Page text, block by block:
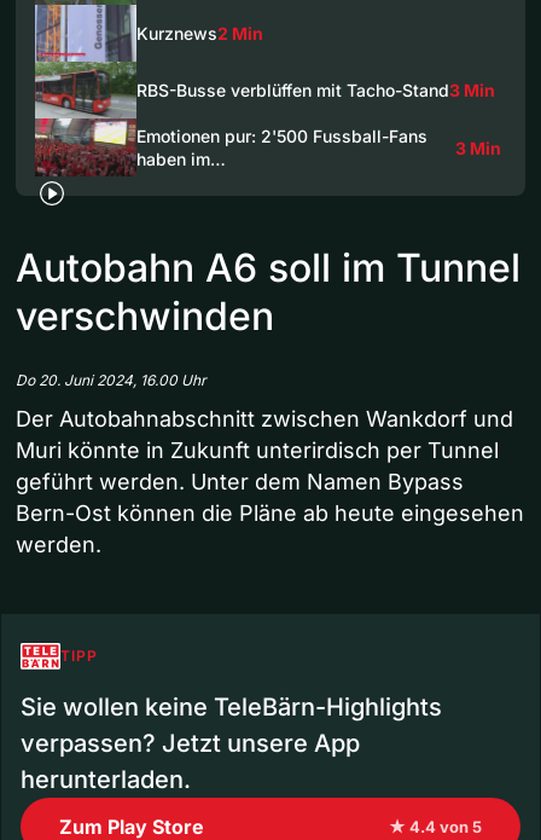
Kurznews2 Min
RBS-Busse verblüffen mit Tacho-Stand3 Min
Emotionen pur: 2'500 Fussball-Fans
haben im…
3 Min
Autobahn A6 soll im Tunnel
verschwinden
Do 20. Juni 2024, 16.00 Uhr
Der Autobahnabschnitt zwischen Wankdorf und
Muri könnte in Zukunft unterirdisch per Tunnel
geführt werden. Unter dem Namen Bypass
Bern-Ost können die Pläne ab heute eingesehen
werden.
TIPP
Sie wollen keine TeleBärn-Highlights
verpassen? Jetzt unsere App
herunterladen.
Zum Play Store ★ 4.4 von 5